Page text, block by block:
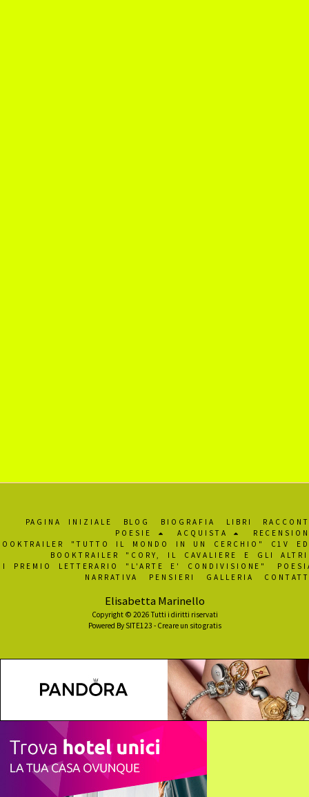
Elisabetta Marinello
Copyright © 2026 Tutti i diritti riservati
Powered By SITE123 - Creare un sito gratis
PAGINA INIZIALE BLOG BIOGRAFIA LIBRI
POESIE
ACQUISTA
"TUTTO IL MONDO IN UN CERCHIO" C1V
BOOKTRAILER "CORY, IL CAVALIERE E GLI
I PREMIO LETTERARIO "L'ARTE E' CONDIVISIONE"
NARRATIVA
PENSIERI GALLERIA